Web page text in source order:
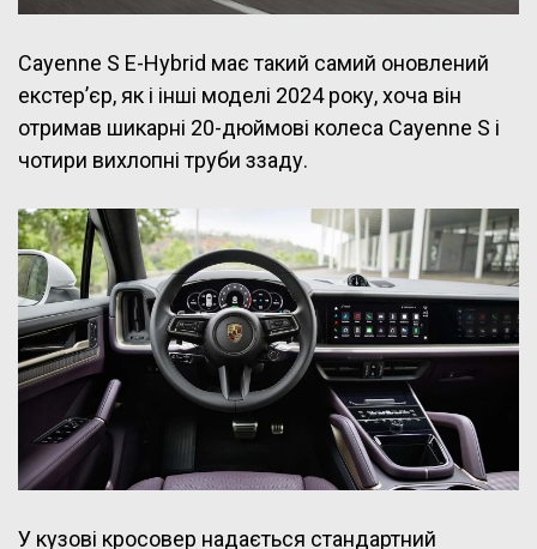
Cayenne S E-Hybrid має такий самий оновлений
екстер’єр, як і інші моделі 2024 року, хоча він
отримав шикарні 20-дюймові колеса Cayenne S і
чотири вихлопні труби ззаду.
У кузові кросовер надається стандартний